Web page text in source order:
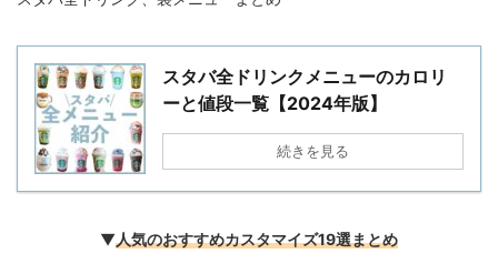
スタバ全ドリンクメニューのカロリ
ーと値段一覧【2024年版】
続きを見る
▼人気のおすすめカスタマイズ19選まとめ